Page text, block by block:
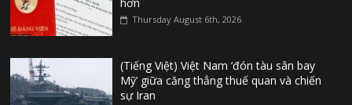
Thursday August 6th, 2026
(Tiếng Việt) Việt Nam ‘đón tàu sân bay
Mỹ’ giữa căng thẳng thuế quan và chiến
sự Iran